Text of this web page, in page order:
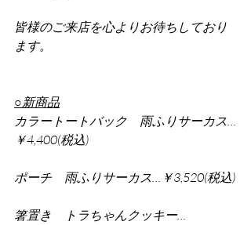
皆様のご来店を心よりお待ちしており
ます。
○新商品
カラートートバック　雨ふりサーカス…
￥4,400(税込)
ポーチ　雨ふりサーカス…￥3,520(税込)
箸置き　トラちゃんクッキー…